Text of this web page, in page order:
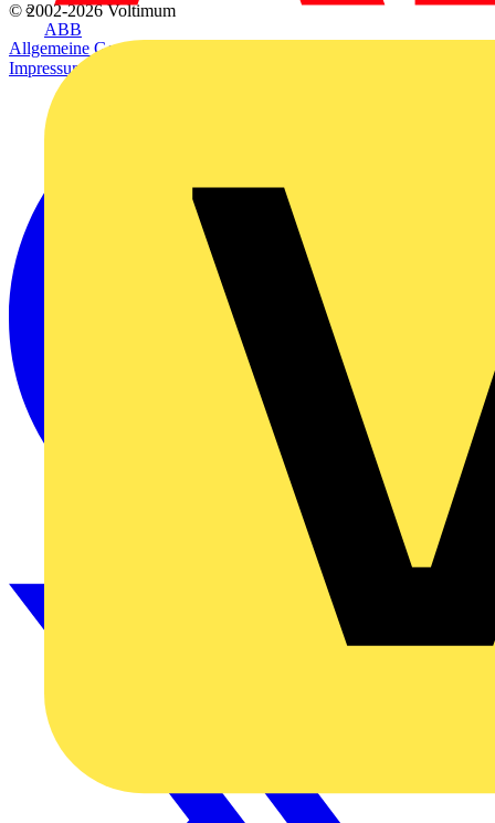
ABB
© 2002-2026Voltimum
Allgemeine Geschäftsbedingungen
Impressum